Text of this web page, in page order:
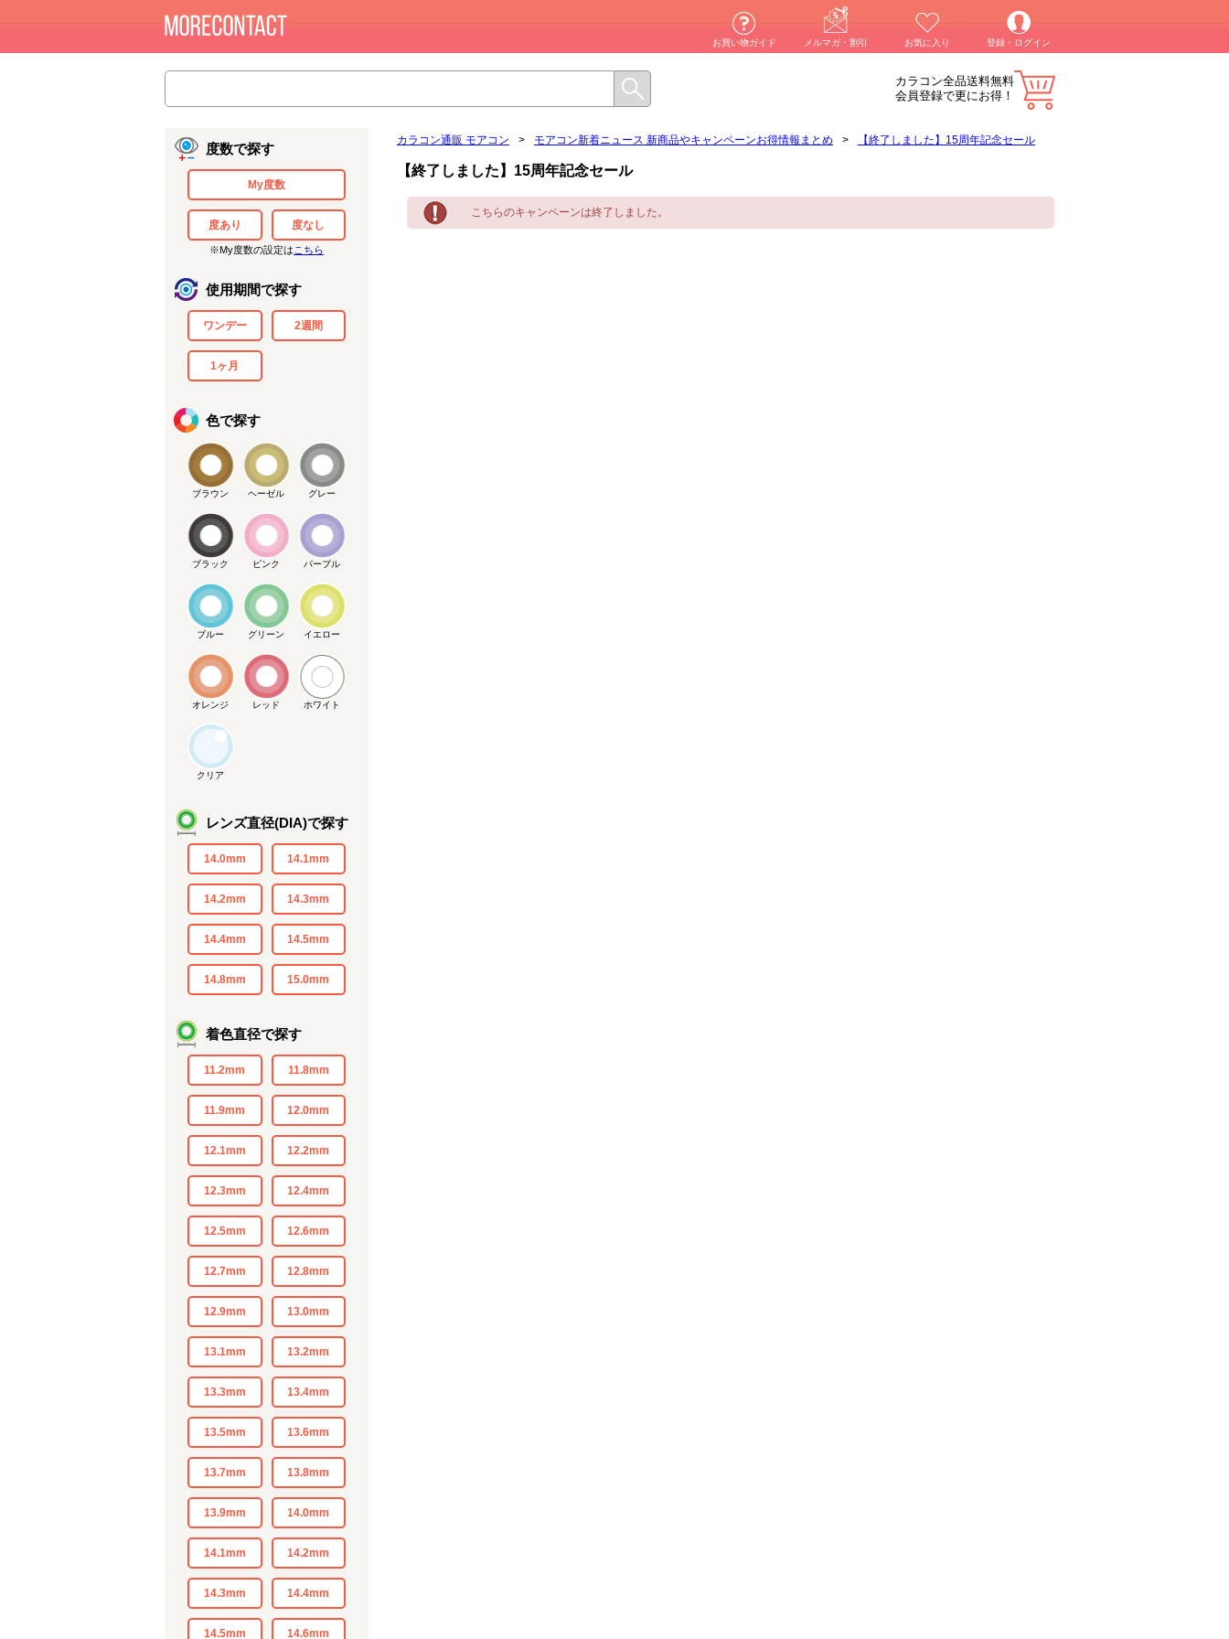
お買い物ガイド メルマガ・割引 お気に入り 登録・ログイン
カラコン全品送料無料
会員登録で更にお得！
度数で探す
My度数
度あり 度なし
※My度数の設定は こちら
使用期間で探す
ワンデー 2週間
1ヶ月
色で探す
ブラウン ヘーゼル グレー
ブラック ピンク パープル
ブルー グリーン イエロー
オレンジ レッド ホワイト
クリア
レンズ直径(DIA)で探す
14.0mm 14.1mm
14.2mm 14.3mm
14.4mm 14.5mm
14.8mm 15.0mm
着色直径で探す
11.2mm 11.8mm
11.9mm 12.0mm
12.1mm 12.2mm
12.3mm 12.4mm
12.5mm 12.6mm
12.7mm 12.8mm
12.9mm 13.0mm
13.1mm 13.2mm
13.3mm 13.4mm
13.5mm 13.6mm
13.7mm 13.8mm
13.9mm 14.0mm
14.1mm 14.2mm
14.3mm 14.4mm
14.5mm 14.6mm
カラコン通販 モアコン > モアコン新着ニュース 新商品やキャンペーンお得情報まとめ > 【終了しました】15周年記念セール
【終了しました】15周年記念セール
こちらのキャンペーンは終了しました。